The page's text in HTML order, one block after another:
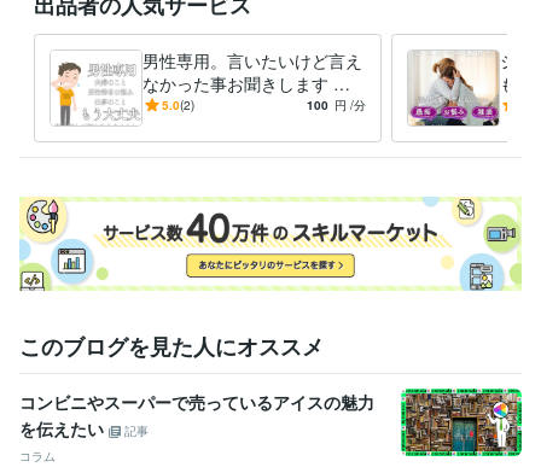
男性専用。言いたいけど言え
なかった事お聞きします ま
ずは１分から。恥ずかしなら
ょう
5.0(2) 100 円 /分
シス
もや
です
このブログを見た人にオススメ
コンビニやスーパーで売っているアイスの魅力
を伝えたい
記事
コラム